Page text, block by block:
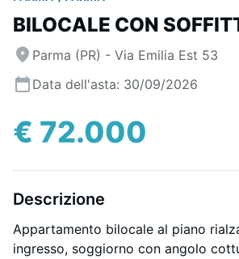
BILOCALE CON
Parma (PR) - Via Emilia Est 53
Data dell'asta: 30/09/2026
€ 72.000
Descrizione
Appartamento bilocale al piano
ingresso, soggiorno con angolo